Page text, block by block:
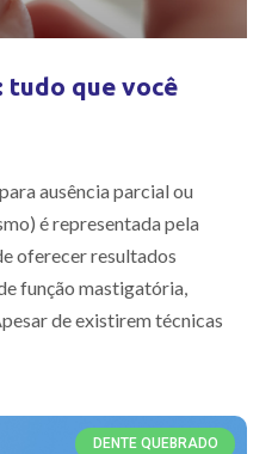
tudo que você
ausência parcial ou
é representada pela
oferecer resultados
função mastigatória,
de existirem técnicas
DENTE QUEBRADO